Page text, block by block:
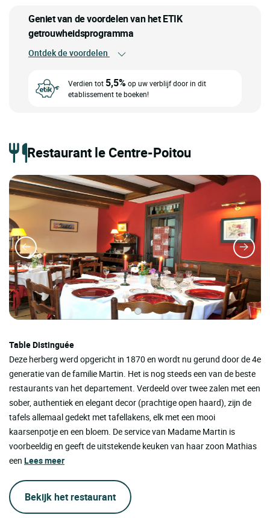
Geniet van de voordelen van het ETIK
getrouwheidsprogramma
Ontdek de voordelen
Verdien tot 5,5%op uw verblijf door in dit
etablissement te boeken!
Restaurant le Centre-Poitou
Table Distinguée
Deze herberg werd opgericht in 1870 en wordt nu gerund door de 4e
generatie van de familie Martin. Het is nog steeds een van de beste
restaurants van het departement. Verdeeld over twee zalen met een
sober, authentiek en elegant decor (prachtige open haard), zijn de
tafels allemaal gedekt met tafellakens, elk met een mooi
kaarsenpotje en een bloem. De service van Madame Martin is
voorbeeldig en geeft de uitstekende keuken van haar zoon Mathias
een Lees meer
Bekijk het restaurant